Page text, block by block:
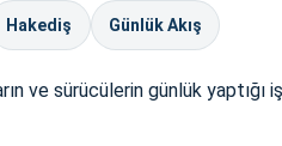
Hakediş Günlük Akış
ve sürücülerin günlük yaptığı